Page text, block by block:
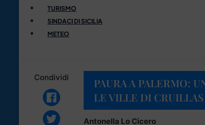
TURISMO
SINDACI DI SICILIA
METEO
Condividi
PAURA A PALERMO:
LE VILLE DI CRUILLAS
Antonella Lo Cicero